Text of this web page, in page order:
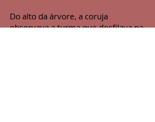
Do alto da árvore, a coruja
observava a turma que desfilava na